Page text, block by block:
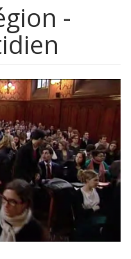
-